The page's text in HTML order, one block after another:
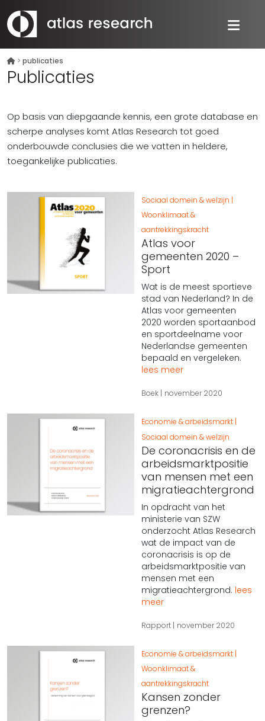
> publicaties
Publicaties
Op basis van diepgaande kennis, een grote database en
scherpe analyses komt Atlas Research tot goed
onderbouwde conclusies die we vatten in heldere,
toegankelijke publicaties.
Sociaal domein & welzijn
Woonklimaat &
aantrekkingskracht
Atlas voor
gemeenten 2020 –
Sport
Wat is de meest sportieve
stad van Nederland? In de
Atlas voor gemeenten
2020 worden sportaanbod
en sportdeelname voor
Nederlandse gemeenten
bepaald en vergeleken.
lees meer
Boek november 2020
Economie & arbeidsmarkt
Sociaal domein & welzijn
De coronacrisis en de
arbeidsmarktpositie
van mensen met een
migratieachtergrond
In opdracht van het
ministerie van SZW
onderzocht Atlas Research
wat de impact van de
coronacrisis is op de
arbeidsmarktpositie van
mensen met een
migratieachtergrond. lees
meer
Rapport november 2020
Economie & arbeidsmarkt
Woonklimaat &
aantrekkingskracht
Kansen zonder
grenzen?